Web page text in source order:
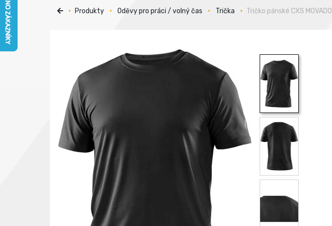
Produkty Oděvy pro práci / volný čas Trička Tričko pánské CXS MOVADO